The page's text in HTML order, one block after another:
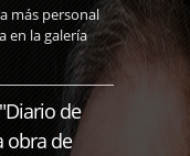
más personal
en la galería
de
obra de